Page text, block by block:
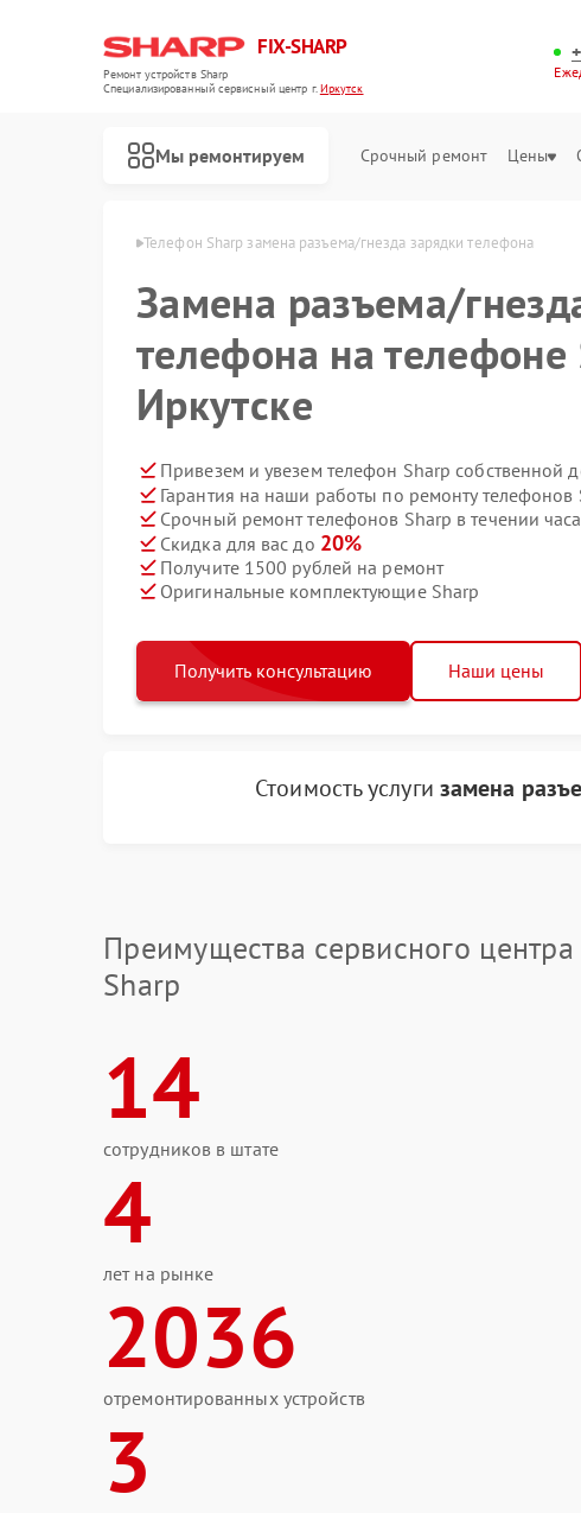
FIX-SHARP
Ремонт устройств Sharp
Специализированный cервисный центр г.Иркутск
Мы ремонтируем Срочный ремонт Цены
Sharp в Иркутске Телефон Sharp замена разъема/гнезда зарядки телефона
Замена разъема/
телефона на телефоне
Иркутске
Привезем и увезем телефон Sharp собственной
Гарантия на наши работы по ремонту
Срочный ремонт телефонов Sharp в течении часа
Скидка для вас до 20%
Получите 1500 рублей на ремонт
Оригинальные комплектующие Sharp
Получить консультацию Наши цены
Стоимость услуги замена
Преимущества сервисного центра
Sharp
14
сотрудников в штате
4
лет на рынке
2036
отремонтированных устройств
3